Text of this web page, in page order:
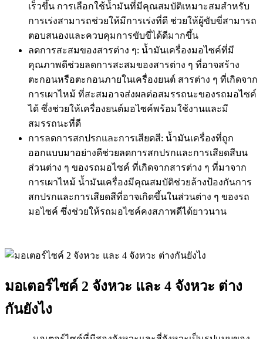
เร็วขึ้น การเลือกใช้น้ำมันที่มีคุณสมบัติเหมาะสมสำหรับ
การเร่งสามารถช่วยให้มีการเร่งที่ดี ช่วยให้ผู้ขับขี่สามารถ
ตอบสนองและควบคุมการขับขี่ได้ดีมากขึ้น
ลดการสะสมของสารต่าง ๆ: น้ำมันเครื่องมอไซค์ที่มี
คุณภาพดีช่วยลดการสะสมของสารต่าง ๆ ที่อาจสร้าง
ตะกอนหรือตะกอนภายในเครื่องยนต์ สารต่าง ๆ ที่เกิดจาก
การเผาไหม้ ที่สะสมอาจส่งผลต่อสมรรถนะของรถมอไซค์
ได้ ซึ่งช่วยให้เครื่องยนต์มอไซค์พร้อมใช้งานและมี
สมรรถนะที่ดี
การลดการสกปรกและการเสียดสี: น้ำมันเครื่องที่ถูก
ออกแบบมาอย่างดีช่วยลดการสกปรกและการเสียดสีบน
ส่วนต่าง ๆ ของรถมอไซค์ ที่เกิดจากสารต่าง ๆ ที่มาจาก
การเผาไหม้ น้ำมันเครื่องมีคุณสมบัติช่วยล้างป้องกันการ
สกปรกและการเสียดสีที่อาจเกิดขึ้นในส่วนต่าง ๆ ของรถ
มอไซค์ ซึ่งช่วยให้รถมอไซค์คงสภาพดีได้ยาวนาน
มอเตอร์ไซค์ 2 จังหวะ และ 4 จังหวะ ต่าง
กันยังไง